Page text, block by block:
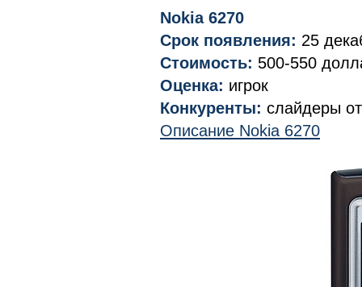
Nokia 6270
Срок появления: 25
Стоимость: 500-550
Оценка: игрок
Конкуренты: слайдеры
Описание Nokia 6270